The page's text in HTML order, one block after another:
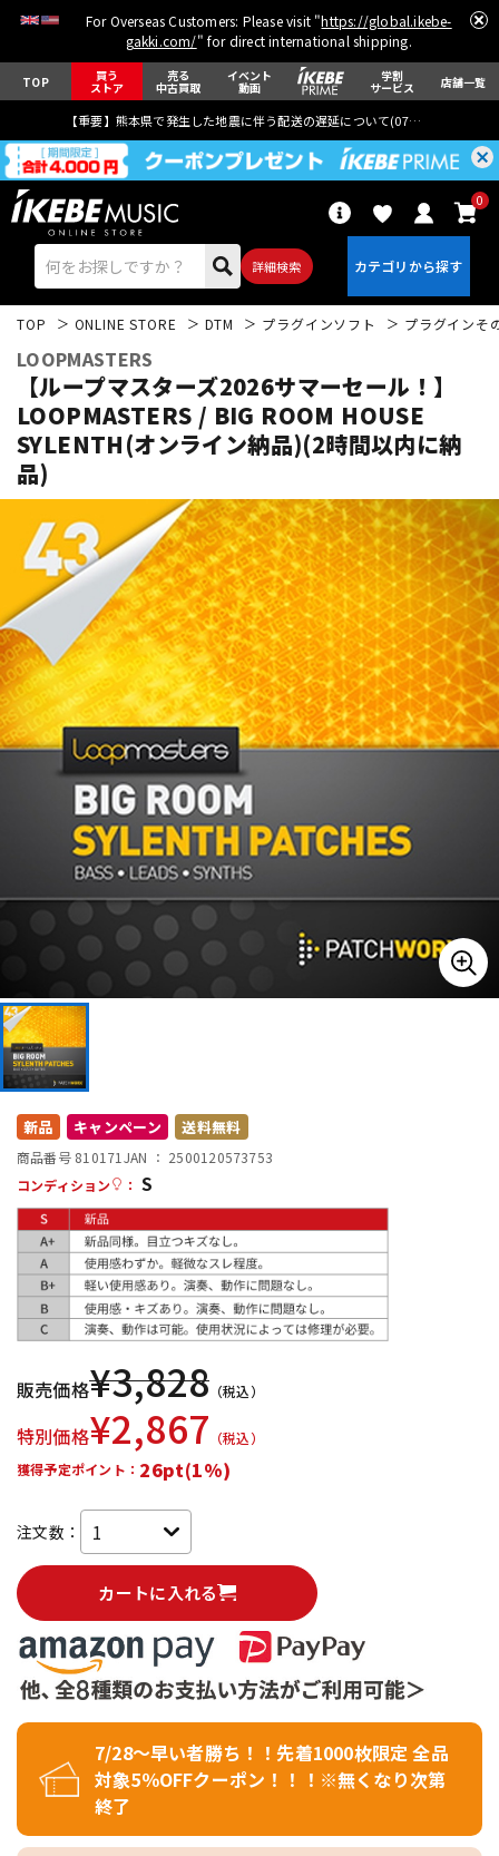
For Overseas Customers: Please visit "https://global.ikebe-
gakki.com/" for direct international shipping.
TOP 買う
ストア
売る
中古買取
イベント
動画
学割
サービス 店舗一覧
【重要】熊本県で発生した地震に伴う配送の遅延について(07月29日
詳細検索
0
エレキギター アコギ/エレアコ
ベース ウクレレ
ドラム パーカッション
キーボード 電子ピアノ
管楽器
アンプ エフェクター
DJ機器
中古
TOP ONLINE STORE DTM プラグインソフト プラグインそ
LOOPMASTERS
【ループマスターズ2026サマーセール！】
LOOPMASTERS / BIG ROOM HOUSE
SYLENTH(オンライン納品)(2時間以内に納
品)
新品 キャンペーン 送料無料
商品番号 810171 JAN ： 2500120573753
コンディション
： S
販売価格¥3,828 （税込）
特別価格¥2,867 （税込）
獲得予定ポイント： 26pt(1%)
注文数：
カートに入れる
7/28～早い者勝ち！！先着1000枚限定 全品
対象5％OFFクーポン！！！※無くなり次第
終了